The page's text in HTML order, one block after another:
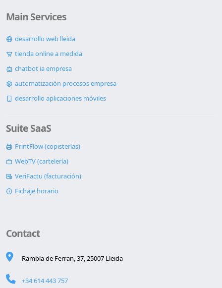
Main Services
desarrollo web lleida
tienda online a medida
chatbot ia empresa
automatización procesos empresa
desarrollo aplicaciones móviles
Suite SaaS
PrintFlow (copisterías)
WebTV (cartelería)
VeriFactu (facturación)
Fichaje horario
Contact
Rambla de Ferran, 37, 25007 Lleida
+34 614 443 757